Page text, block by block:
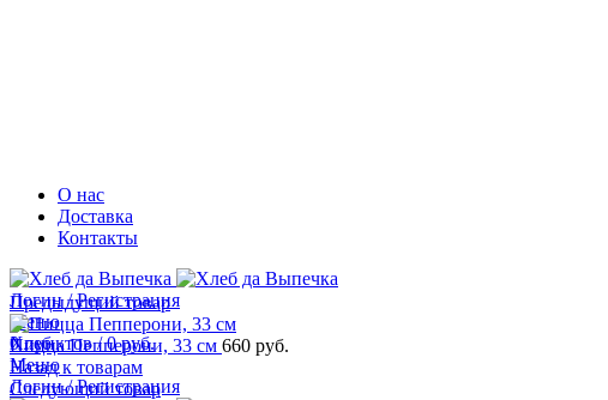
О нас
Доставка
Контакты
Логин / Регистрация
Меню
0пунктов / 0руб.
Меню
Логин / Регистрация
Хлеб
Предыдущий товар
Пицца Пепперони, 33 см 660 руб.
Назад к товарам
Следующий товар